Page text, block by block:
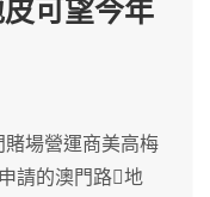
可望今年
賭場營運商美高梅
請的澳門路地